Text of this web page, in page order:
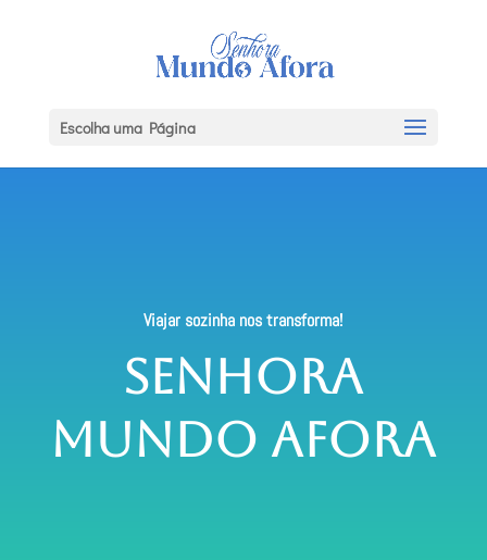
Escolha uma Página
Viajar sozinha nos transforma!
Senhora
Mundo Afora